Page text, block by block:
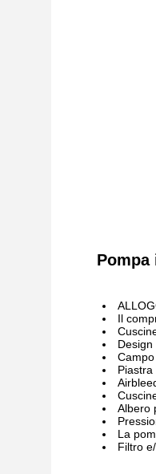
Pompa
Il
Albero
La
Filtro